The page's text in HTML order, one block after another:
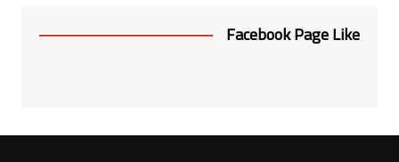
Facebook Page Like